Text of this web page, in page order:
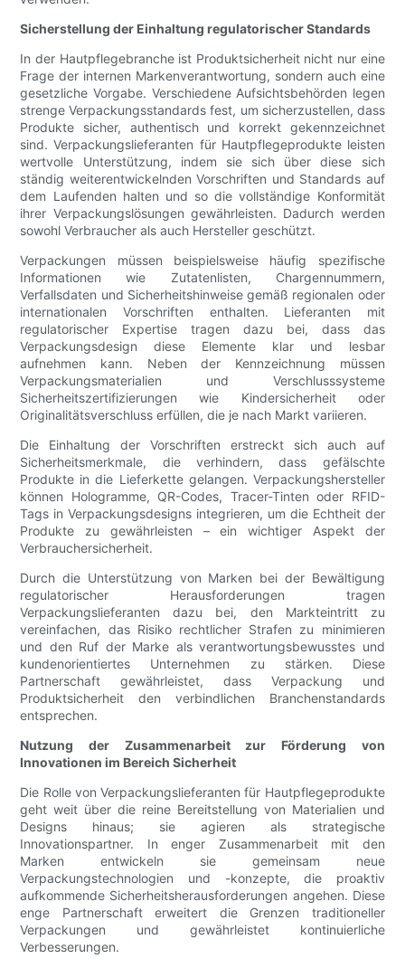
Sicherstellung der Einhaltung regulatorischer Standards
In der Hautpflegebranche ist Produktsicherheit nicht nur eine
Frage der internen Markenverantwortung, sondern auch eine
gesetzliche Vorgabe. Verschiedene Aufsichtsbehörden legen
strenge Verpackungsstandards fest, um sicherzustellen, dass
Produkte sicher, authentisch und korrekt gekennzeichnet
sind. Verpackungslieferanten für Hautpflegeprodukte leisten
wertvolle Unterstützung, indem sie sich über diese sich
ständig weiterentwickelnden Vorschriften und Standards auf
dem Laufenden halten und so die vollständige Konformität
ihrer Verpackungslösungen gewährleisten. Dadurch werden
sowohl Verbraucher als auch Hersteller geschützt.
Verpackungen müssen beispielsweise häufig spezifische
Informationen wie Zutatenlisten, Chargennummern,
Verfallsdaten und Sicherheitshinweise gemäß regionalen oder
internationalen Vorschriften enthalten. Lieferanten mit
regulatorischer Expertise tragen dazu bei, dass das
Verpackungsdesign diese Elemente klar und lesbar
aufnehmen kann. Neben der Kennzeichnung müssen
Verpackungsmaterialien und Verschlusssysteme
Sicherheitszertifizierungen wie Kindersicherheit oder
Originalitätsverschluss erfüllen, die je nach Markt variieren.
Die Einhaltung der Vorschriften erstreckt sich auch auf
Sicherheitsmerkmale, die verhindern, dass gefälschte
Produkte in die Lieferkette gelangen. Verpackungshersteller
können Hologramme, QR-Codes, Tracer-Tinten oder RFID-
Tags in Verpackungsdesigns integrieren, um die Echtheit der
Produkte zu gewährleisten – ein wichtiger Aspekt der
Verbrauchersicherheit.
Durch die Unterstützung von Marken bei der Bewältigung
regulatorischer Herausforderungen tragen
Verpackungslieferanten dazu bei, den Markteintritt zu
vereinfachen, das Risiko rechtlicher Strafen zu minimieren
und den Ruf der Marke als verantwortungsbewusstes und
kundenorientiertes Unternehmen zu stärken. Diese
Partnerschaft gewährleistet, dass Verpackung und
Produktsicherheit den verbindlichen Branchenstandards
entsprechen.
Nutzung der Zusammenarbeit zur Förderung von
Innovationen im Bereich Sicherheit
Die Rolle von Verpackungslieferanten für Hautpflegeprodukte
geht weit über die reine Bereitstellung von Materialien und
Designs hinaus; sie agieren als strategische
Innovationspartner. In enger Zusammenarbeit mit den
Marken entwickeln sie gemeinsam neue
Verpackungstechnologien und -konzepte, die proaktiv
aufkommende Sicherheitsherausforderungen angehen. Diese
enge Partnerschaft erweitert die Grenzen traditioneller
Verpackungen und gewährleistet kontinuierliche
Verbesserungen.